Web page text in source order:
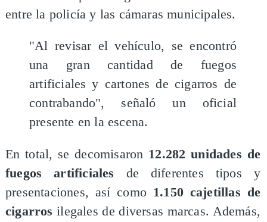
entre la policía y las cámaras municipales.
"Al revisar el vehículo, se encontró
una gran cantidad de fuegos
artificiales y cartones de cigarros de
contrabando", señaló un oficial
presente en la escena.
En total, se decomisaron 12.282 unidades de
fuegos artificiales de diferentes tipos y
presentaciones, así como 1.150 cajetillas de
cigarros ilegales de diversas marcas. Además,